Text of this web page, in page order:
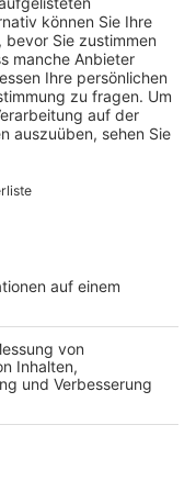
damit
und
oder Live-
findet in der
deshalb wollen
nutzen, heißt
wollen die
dem Rathaus auf